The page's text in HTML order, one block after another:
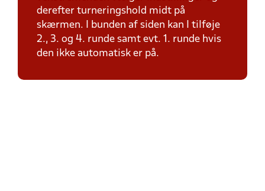
derefter turneringshold midt på
skærmen. I bunden af siden kan I tilføje
2., 3. og 4. runde samt evt. 1. runde hvis
den ikke automatisk er på.